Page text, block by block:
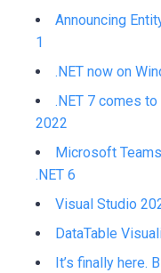
Announcing
1
.NET now on
.NET 7 comes
2022
Microsoft
.NET 6
Visual Studio
DataTable
It’s finally here.